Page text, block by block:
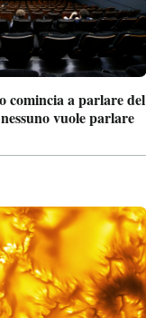
comincia a parlare del
vuole parlare